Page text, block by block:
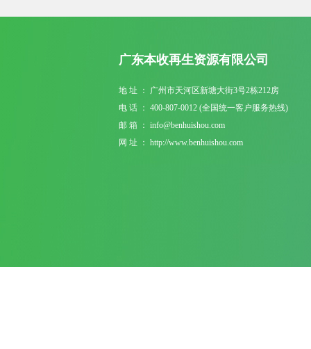
广东本收再生资源有限公司
地 址 ： 广州市天河区新塘大街3号2栋212房
电 话 ： 400-807-0012 (全国统一客户服务热线)
邮 箱 ： info@benhuishou.com
网 址 ： http://www.benhuishou.com